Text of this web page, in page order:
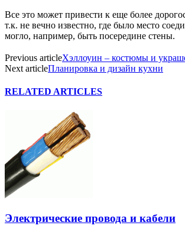
Все это может привести к еще более
т.к. не вечно известно, где было место
могло, например, быть посередине стены.
Previous articleХэллоуин – костюмы и
Next articleПланировка и дизайн кухни
RELATED ARTICLES
Электрические провода и кабели